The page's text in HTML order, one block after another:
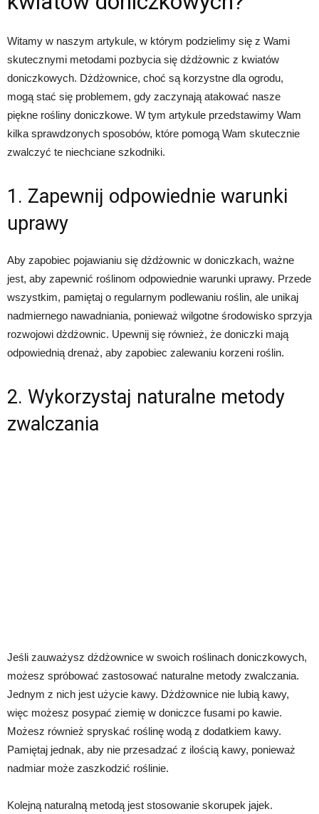
Witamy w naszym artykule, w którym podzielimy się z Wami
skutecznymi metodami pozbycia się dżdżownic z kwiatów
doniczkowych. Dżdżownice, choć są korzystne dla ogrodu,
mogą stać się problemem, gdy zaczynają atakować nasze
piękne rośliny doniczkowe. W tym artykule przedstawimy Wam
kilka sprawdzonych sposobów, które pomogą Wam skutecznie
zwalczyć te niechciane szkodniki.
1. Zapewnij odpowiednie warunki
uprawy
Aby zapobiec pojawianiu się dżdżownic w doniczkach, ważne
jest, aby zapewnić roślinom odpowiednie warunki uprawy. Przede
wszystkim, pamiętaj o regularnym podlewaniu roślin, ale unikaj
nadmiernego nawadniania, ponieważ wilgotne środowisko sprzyja
rozwojowi dżdżownic. Upewnij się również, że doniczki mają
odpowiednią drenaż, aby zapobiec zalewaniu korzeni roślin.
2. Wykorzystaj naturalne metody
zwalczania
Jeśli zauważysz dżdżownice w swoich roślinach doniczkowych,
możesz spróbować zastosować naturalne metody zwalczania.
Jednym z nich jest użycie kawy. Dżdżownice nie lubią kawy,
więc możesz posypać ziemię w doniczce fusami po kawie.
Możesz również spryskać roślinę wodą z dodatkiem kawy.
Pamiętaj jednak, aby nie przesadzać z ilością kawy, ponieważ
nadmiar może zaszkodzić roślinie.
Kolejną naturalną metodą jest stosowanie skorupek jajek.